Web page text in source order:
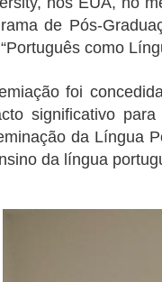
de Pós-
“Português como
foi
significativo
da Língua
da língua